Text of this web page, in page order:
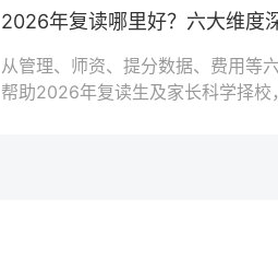
2026年复读哪里好？六大维度
从管理、师资、提分数据、费用等
帮助2026年复读生及家长科学择校